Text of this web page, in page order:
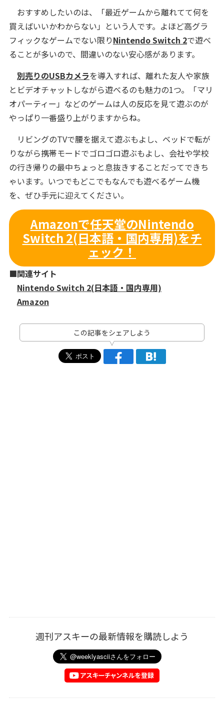
おすすめしたいのは、「最近ゲームから離れてて何を
買えばいいかわからない」という人です。よほど高グラ
フィックなゲームでない限りNintendo Switch 2で遊べ
ることが多いので、間違いのない安心感があります。
別売りのUSBカメラを導入すれば、離れた友人や家族
とビデオチャットしながら遊べるのも魅力の1つ。「マリ
オパーティー」などのゲームは人の反応を見て遊ぶのが
やっぱり一番盛り上がりますからね。
リビングのTVで腰を据えて遊ぶもよし、ベッドで転が
りながら携帯モードでゴロゴロ遊ぶもよし、会社や学校
の行き帰りの最中ちょっと息抜きすることだってできち
ゃいます。いつでもどこでもなんでも遊べるゲーム機
を、ぜひ手元に迎えてください。
Amazonで任天堂のNintendo
Switch 2(日本語・国内専用)をチ
ェック！
■関連サイト
Nintendo Switch 2(日本語・国内専用)
Amazon
この記事をシェアしよう
週刊アスキーの最新情報を購読しよう